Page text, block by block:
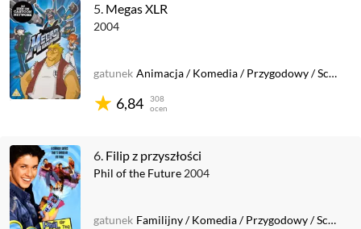
5. Megas XLR
2004
6,84
308
ocen
gatunek Animacja/Komedia/Przygodowy/Sci-Fi
6. Filip z przyszłości
Phil of the Future 2004
gatunek Familijny/Komedia/Przygodowy/Sci-Fi